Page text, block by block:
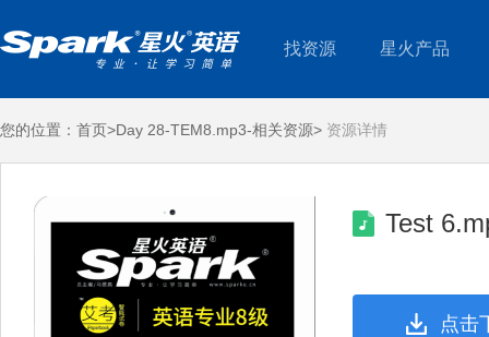
找资源 星火产品
您的位置： 首页>Day 28-TEM8.mp3-相关资源> 资源详情
Test
点击